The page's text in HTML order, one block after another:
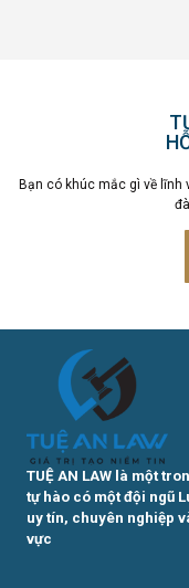
Bạn có khúc mắc gì về lĩnh
TUỆ AN LAW là một
tự hào có một đội ngũ
uy tín, chuyên nghiệp
vực